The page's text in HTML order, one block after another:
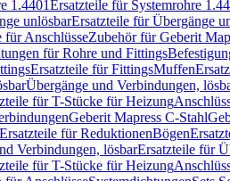
1.4401Ersatzteile für Systemrohre
unlösbarErsatzteile für Übergänge
für AnschlüsseZubehör für Geberit
für Rohre und Fittings
Ersatzteile für FittingsMuffen
Übergänge und Verbindungen,
für T-Stücke für Heizung
Geberit Mapress C-Stahl
Ersatzteile für ReduktionenBögen
Verbindungen, lösbarErsatzteile für
für T-Stücke für Heizung